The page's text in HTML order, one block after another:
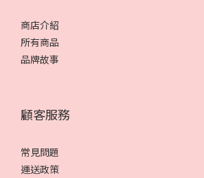
商店介紹
所有商品
品牌故事
顧客服務
常見問題
運送政策